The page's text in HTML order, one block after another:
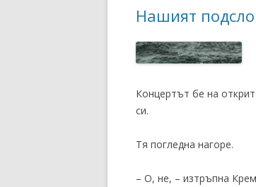
Нашият
Концертът бе на
си.
Тя погледна нагоре.
– О, не, – изтръпна